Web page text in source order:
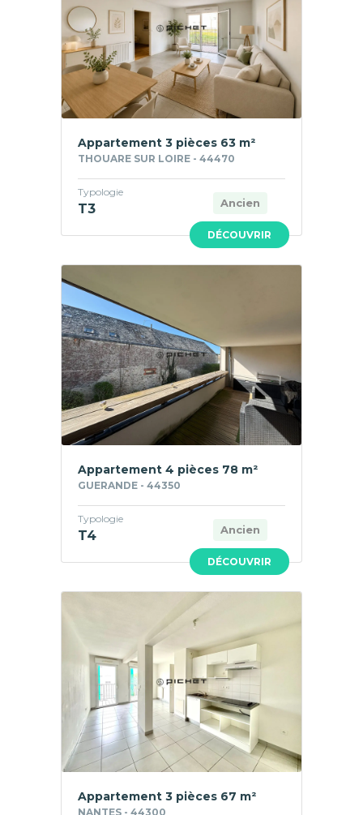
DÉCOUVRIR
Appartement 3 pièces 63 m²
THOUARE SUR LOIRE - 44470
Ancien
Typologie
T3
DÉCOUVRIR
Appartement 4 pièces 78 m²
GUERANDE - 44350
Ancien
Typologie
T4
Appartement 3 pièces 67 m²
NANTES - 44300